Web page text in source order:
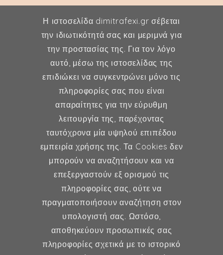
Δήμητρα Φέξη
MD, MSc, FMH
Μαιευτήρας - Χειρουργός
Γυναικολόγος
Μέλος ESHRE, ISA, FMH
Γυναικολογία
Υποβοηθούμενη Αναπαραγωγή
Μαιευτική
Η ιστοσελίδα dimitrafexi.gr σέβεται
την ιδιωτικότητά σας και μεριμνά για
την προστασίας της. Για τον λόγο
αυτό, μέσω της ιστοσελίδας της
επιδιώκει να συγκεντρώνει μόνο τις
πληροφορίες σας που είναι
απαραίτητες για την εύρυθμη
λειτουργία της, παρέχοντας
ταυτόχρονα μία υψηλού επιπέδου
εμπειρία χρήσης της. Τα Cookies δεν
μπορούν να αναζητήσουν και να
επεξεργαστούν εξ ορισμού τις
πληροφορίες σας, ούτε να
πραγματοποιήσουν αναζήτηση στον
υπολογιστή σας. Ωστόσο,
αποθηκεύουν προσωπικές σας
πληροφορίες σχετικά με το ιστορικό